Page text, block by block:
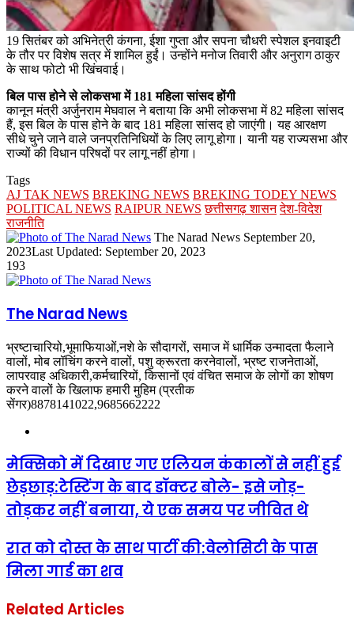
19 सितंबर को अभिनेत्री कंगना, ईशा गुप्ता और सपना चौधरी स्पेशल इनवाइटी
के तौर पर विशेष सत्र में शामिल हुईं। उन्होंने मनोज तिवारी और अनुराग ठाकुर
के साथ फोटो भी खिंचवाई।
बिल पास होने से लोकसभा में 181 महिला सांसद होंगी
कानून मंत्री अर्जुनराम मेघवाल ने बताया कि अभी लोकसभा में 82 महिला सांसद
हैं, इस बिल के पास होने के बाद 181 महिला सांसद हो जाएंगी। यह आरक्षण
सीधे चुने जाने वाले जनप्रतिनिधियों के लिए लागू होगा। यानी यह राज्यसभा और
राज्यों की विधान परिषदों पर लागू नहीं होगा।
Tags
AJ TAK NEWS BREKING NEWS BREKING TODEY NEWS
POLITICAL NEWS RAIPUR NEWS छत्तीसगढ़ शासन देश-विदेश
राजनीति
The Narad News Send
September 20,
2023Last Updated: September 20, 2023
193
The Narad News
भ्रष्टाचारियो,भूमाफियाओं,नशे के सौदागरों, समाज में धार्मिक उन्मादता फैलाने
वालों, मोब लॉचिंग करने वालों, पशु क्रूरता करनेवालों, भ्रष्ट राजनेताओं,
लापरवाह अधिकारी,कर्मचारियों, किसानों एवं वंचित समाज के लोगों का शोषण
करने वालों के खिलाफ हमारी मुहिम (प्रतीक
सेंगर)8878141022,9685662222
मेक्सिको में दिखाए गए एलियन कंकालों से नहीं हुई
छेड़छाड़:टेस्टिंग के बाद डॉक्टर बोले- इसे जोड़-
तोड़कर नहीं बनाया, ये एक समय पर जीवित थे
रात को दोस्त के साथ पार्टी की:वेलोसिटी के पास
मिला गार्ड का शव
Related Articles